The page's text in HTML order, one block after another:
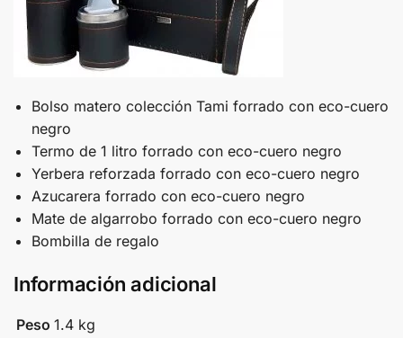
Bolso matero colección Tami forrado con eco-cuero
negro
Termo de 1 litro forrado con eco-cuero negro
Yerbera reforzada forrado con eco-cuero negro
Azucarera forrado con eco-cuero negro
Mate de algarrobo forrado con eco-cuero negro
Bombilla de regalo
Información adicional
Peso 1.4 kg